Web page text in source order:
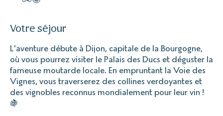
Votre séjour
L'aventure débute à Dijon, capitale de la Bourgogne,
où vous pourrez visiter le Palais des Ducs et déguster la
fameuse moutarde locale. En empruntant la Voie des
Vignes, vous traverserez des collines verdoyantes et
des vignobles reconnus mondialement pour leur vin !
🍇